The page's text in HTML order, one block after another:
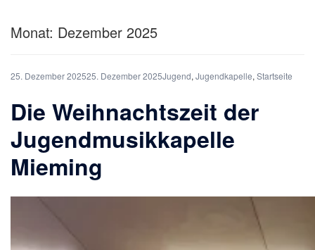
Monat: Dezember 2025
25. Dezember 202525. Dezember 2025Jugend, Jugendkapelle, Startseite
Die Weihnachtszeit der
Jugendmusikkapelle
Mieming